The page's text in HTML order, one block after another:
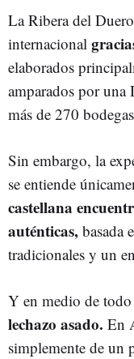
La Ribera del
internacional
elaborados
amparados por
más de 270
Sin embargo, la
se entiende
castellana
auténticas, basada
tradicionales y un
Y en medio de todo
lechazo asado. En
simplemente de un